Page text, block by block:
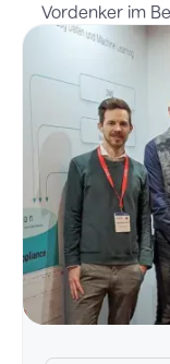
Vordenker im